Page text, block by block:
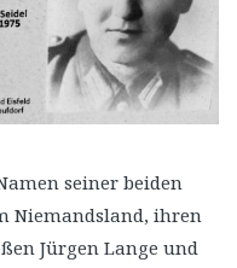
seiner beiden
Niemandsland, ihren
Jürgen Lange und